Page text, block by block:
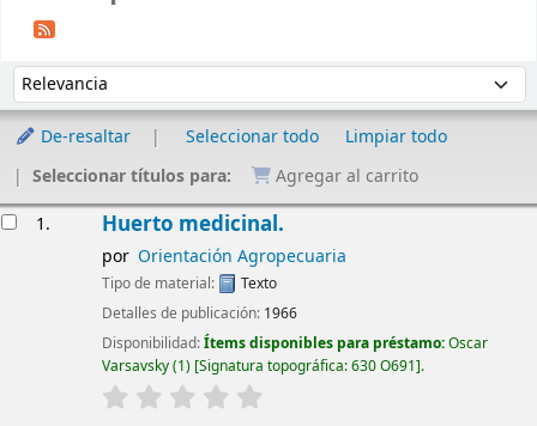
Ordenar por:
De-resaltar Seleccionar todo
Limpiar todo
Seleccionar títulos para:
Agregar al carrito
1. Huerto medicinal.
por Orientación Agropecuaria
Tipo de material:
Texto
Detalles de publicación: 1966
Disponibilidad:Ítems disponibles para préstamo:Oscar
Varsavsky(1) Signatura topográfica:630 O691 .